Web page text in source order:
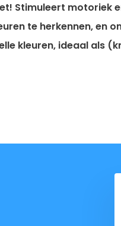
Stimuleert motoriek
te herkennen, en
kleuren, ideaal als
maar liefst 19
scherpe randjes en
Zo kun je